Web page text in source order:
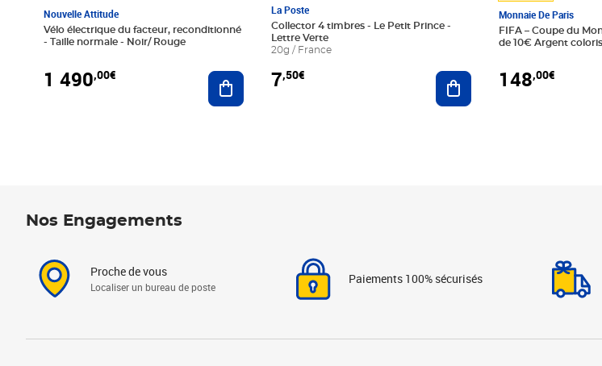
Nouvelle Attitude
Vélo électrique du facteur, reconditionné
- Taille normale - Noir/ Rouge
1 490,00€ Ajouter au panier
La Poste
Collector 4 timbres - Le Petit Prince -
Lettre Verte
20g / France
7,50€ Ajouter au panier
Monnaie De Paris
FIFA – Coupe du
de 10€ Argent
148,00€
Nos Engagements
Proche de vous
Localiser un bureau de poste
Paiements 100% sécurisés